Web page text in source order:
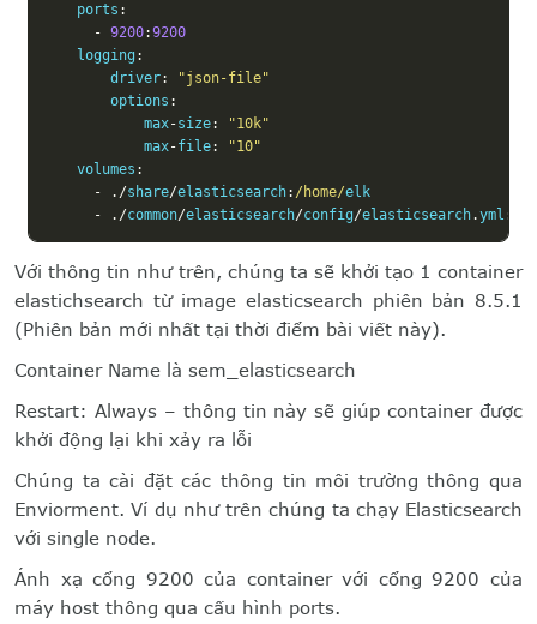
    ports
:
- 9200:9200
    logging
:
        driver
:
"json-file"
        options
:
            max
-size:
"10k"
            max
-file:
"10"
    volumes
:
-
./share/elasticsearch: /home/elk
-
./common/elasticsearch/config/elasticsearch.yml :
Với thông tin như trên, chúng ta sẽ khởi tạo 1 container
elastichsearch từ image elasticsearch phiên bản 8.5.1
(Phiên bản mới nhất tại thời điểm bài viết này).
Container Name là sem_elasticsearch
Restart: Always – thông tin này sẽ giúp container được
khởi động lại khi xảy ra lỗi
Chúng ta cài đặt các thông tin môi trường thông qua
Enviorment. Ví dụ như trên chúng ta chạy Elasticsearch
với single node.
Ánh xạ cổng 9200 của container với cổng 9200 của
máy host thông qua cấu hình ports.